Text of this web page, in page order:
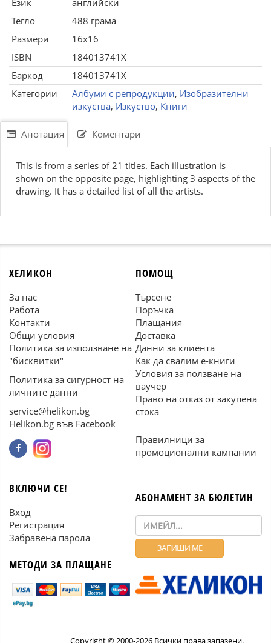
Език
английски
Тегло
488 грама
Размери
16x16
ISBN
184013741X
Баркод
184013741X
Категории
Албуми с репродукции, Изобразителни
изкуства, Изкуство, Книги
Анотация Коментари
This is from a series of 21 titles. Each illustration is
shown on the opposite page, highlighting 3 aspects of the
drawing. It has a detailed list of all the artists.
ХЕЛИКОН
За нас
Работа
Контакти
Общи условия
Политика за използване на
"бисквитки"
Политика за сигурност на
личните данни
service@helikon.bg
Helikon.bg във Facebook
ПОМОЩ
Търсене
Поръчка
Плащания
Доставка
Данни за клиента
Как да свалим е-книги
Условия за ползване на
ваучер
Право на отказ от закупена
стока
Правилници за
промоционални кампании
ВКЛЮЧИ СЕ!
Вход
Регистрация
Забравена парола
МЕТОДИ ЗА ПЛАЩАНЕ
АБОНАМЕНТ ЗА БЮЛЕТИН
Copyright © 2000-2026 Всички права запазени.